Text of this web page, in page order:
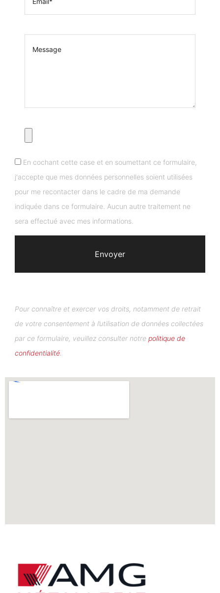
En cochant cette case et en soumettant ce formulaire,
j'accepte que mes données personnelles soient utilisées
pour me recontacter dans le cadre de ma demande
indiquée dans ce formulaire. Aucun autre traitement ne
sera effectué avec mes informations.
Pour connaître et exercer vos droits, notamment de retrait
de votre consentement à l’utilisation de données collectées
par ce formulaire, veuillez consulter notre politique de
confidentialité